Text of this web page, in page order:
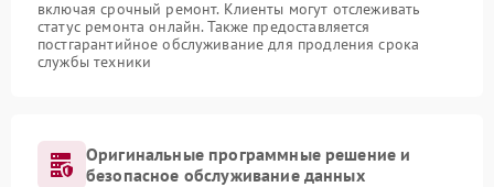
включая срочный ремонт. Клиенты могут отслеживать
статус ремонта онлайн. Также предоставляется
постгарантийное обслуживание для продления срока
службы техники
Оригинальные программные решение и
безопасное обслуживание данных